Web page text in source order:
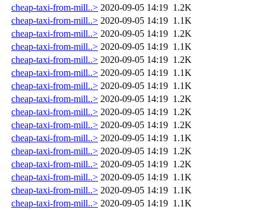
cheap-taxi-from-mill..> 2020-09-05 14:19 1.2K
cheap-taxi-from-mill..> 2020-09-05 14:19 1.1K
cheap-taxi-from-mill..> 2020-09-05 14:19 1.2K
cheap-taxi-from-mill..> 2020-09-05 14:19 1.1K
cheap-taxi-from-mill..> 2020-09-05 14:19 1.2K
cheap-taxi-from-mill..> 2020-09-05 14:19 1.1K
cheap-taxi-from-mill..> 2020-09-05 14:19 1.1K
cheap-taxi-from-mill..> 2020-09-05 14:19 1.2K
cheap-taxi-from-mill..> 2020-09-05 14:19 1.2K
cheap-taxi-from-mill..> 2020-09-05 14:19 1.2K
cheap-taxi-from-mill..> 2020-09-05 14:19 1.1K
cheap-taxi-from-mill..> 2020-09-05 14:19 1.2K
cheap-taxi-from-mill..> 2020-09-05 14:19 1.2K
cheap-taxi-from-mill..> 2020-09-05 14:19 1.1K
cheap-taxi-from-mill..> 2020-09-05 14:19 1.1K
cheap-taxi-from-mill..> 2020-09-05 14:19 1.1K